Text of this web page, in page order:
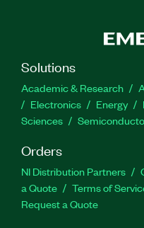
Solutions
Academic & Research
Electronics
Energy
Sciences
Orders
NI Distribution Partners
a Quote
Terms of
Request a Quote